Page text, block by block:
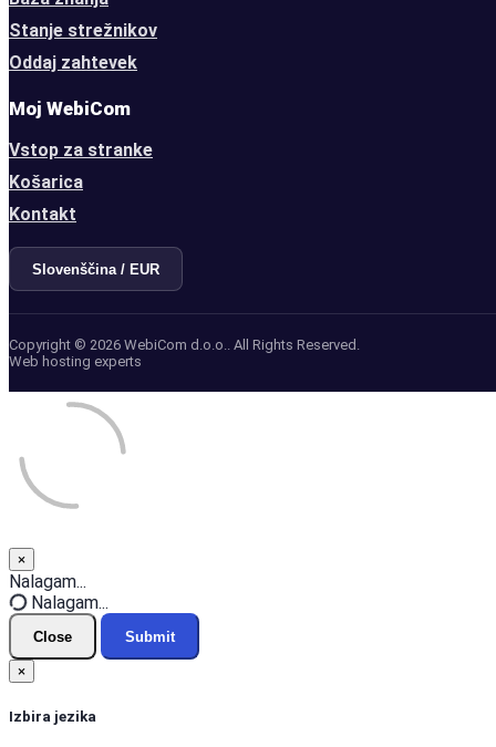
Stanje strežnikov
Oddaj zahtevek
Moj WebiCom
Vstop za stranke
Košarica
Kontakt
Slovenščina / EUR
Copyright © 2026 WebiCom d.o.o.. All Rights Reserved.
Web hosting experts
×
Close
Nalagam...
Nalagam...
Close Submit
×
Izbira jezika